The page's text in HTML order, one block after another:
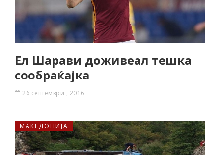
Ел Шарави доживеал тешка
сообраќајка
26 септември , 2016
МАКЕДОНИЈА